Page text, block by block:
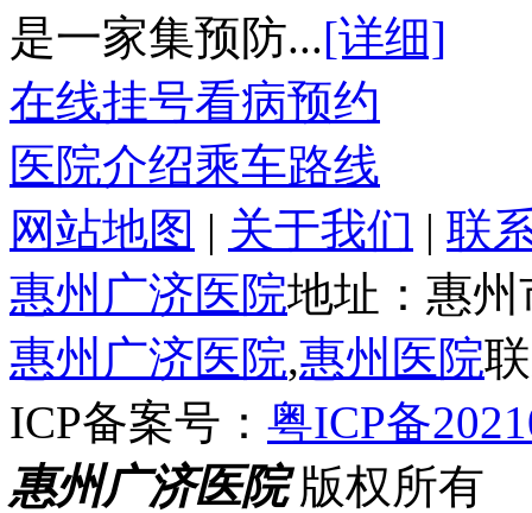
是一家集预防...[详细]
在线挂号看病预约
医院介绍乘车路线
网站地图 | 关于我们 | 联
惠州广济医院地址：惠
惠州广济医院,惠州医院
ICP备案号： 粤ICP备
惠州广济医院版权所有